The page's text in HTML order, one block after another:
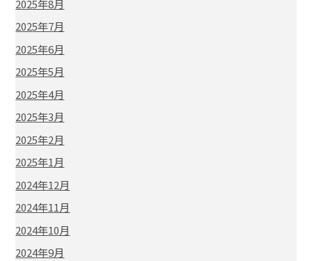
2025年8月
2025年7月
2025年6月
2025年5月
2025年4月
2025年3月
2025年2月
2025年1月
2024年12月
2024年11月
2024年10月
2024年9月